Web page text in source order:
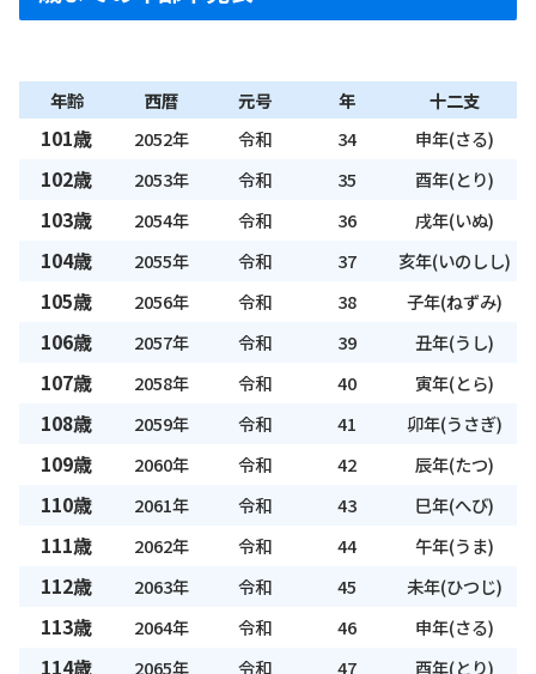
年齢 西暦 元号 年 十二支
101歳 2052年 令和 34 申年(さる)
102歳 2053年 令和 35 酉年(とり)
103歳 2054年 令和 36 戌年(いぬ)
104歳 2055年 令和 37 亥年(いのしし)
105歳 2056年 令和 38 子年(ねずみ)
106歳 2057年 令和 39 丑年(うし)
107歳 2058年 令和 40 寅年(とら)
108歳 2059年 令和 41 卯年(うさぎ)
109歳 2060年 令和 42 辰年(たつ)
110歳 2061年 令和 43 巳年(へび)
111歳 2062年 令和 44 午年(うま)
112歳 2063年 令和 45 未年(ひつじ)
113歳 2064年 令和 46 申年(さる)
114歳 2065年 令和 47 酉年(とり)